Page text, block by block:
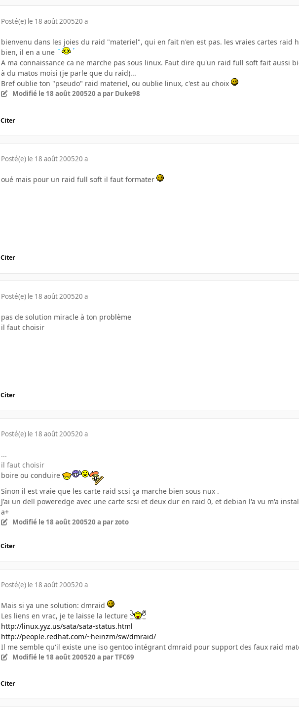
Posté(e) le 18 août 200520 a
bienvenu dans les joies du raid "materiel", qui en fait n'en est pas. les vraies cartes
bien, il en a une
A ma connaissance ca ne marche pas sous linux. Faut dire qu'un raid full soft fait aussi
à du matos moisi (je parle que du raid)...
Bref oublie ton "pseudo" raid materiel, ou oublie linux, c'est au choix
Modifié le 18 août 200520 a par Duke98
Citer
Posté(e) le 18 août 200520 a
oué mais pour un raid full soft il faut formater
Citer
Posté(e) le 18 août 200520 a
pas de solution miracle à ton problème
il faut choisir
Citer
Posté(e) le 18 août 200520 a
...
il faut choisir
boire ou conduire
Sinon il est vraie que les carte raid scsi ça marche bien sous nux .
J'ai un dell poweredge avec une carte scsi et deux dur en raid 0, et debian l'a vu m'a
a+
Modifié le 18 août 200520 a par zoto
Citer
Posté(e) le 18 août 200520 a
Mais si ya une solution: dmraid
Les liens en vrac, je te laisse la lecture
http://linux.yyz.us/sata/sata-status.html
http://people.redhat.com/~heinzm/sw/dmraid/
Il me semble qu'il existe une iso gentoo intégrant dmraid pour support des faux raid
Modifié le 18 août 200520 a par TFC69
Citer